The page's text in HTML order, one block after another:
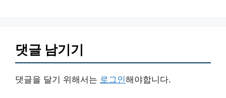
댓글 남기기
댓글을 달기 위해서는 로그인해야합니다.